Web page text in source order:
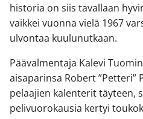
historia on siis tavallaan
vaikkei vuonna vielä 1967
ulvontaa kuulunutkaan.
Päävalmentaja Kalevi
aisaparinsa Robert
pelaajien kalenterit täyteen,
pelivuorokausia kertyi